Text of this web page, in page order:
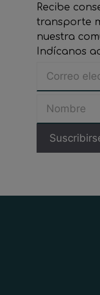
Recibe
transporte
nuestra
Indícanos